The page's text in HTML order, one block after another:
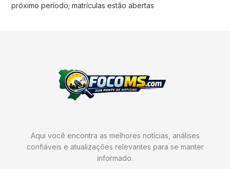
próximo período; matrículas estão abertas
Aqui você encontra as melhores notícias, análises
confiáveis e atualizações relevantes para se manter
informado.